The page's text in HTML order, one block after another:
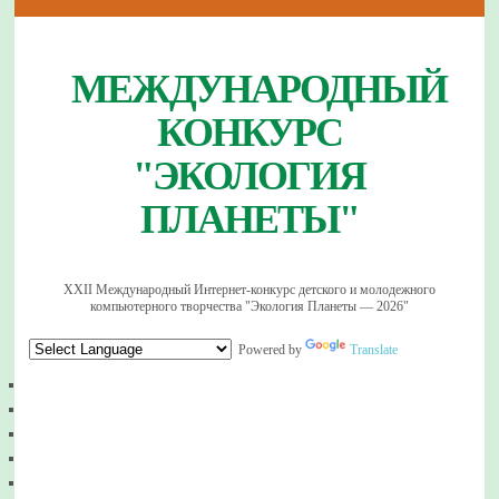
МЕЖДУНАРОДНЫЙ
КОНКУРС
"ЭКОЛОГИЯ
ПЛАНЕТЫ"
XXII Международный Интернет-конкурс детского и молодежного
компьютерного творчества "Экология Планеты — 2026"
Powered by Translate